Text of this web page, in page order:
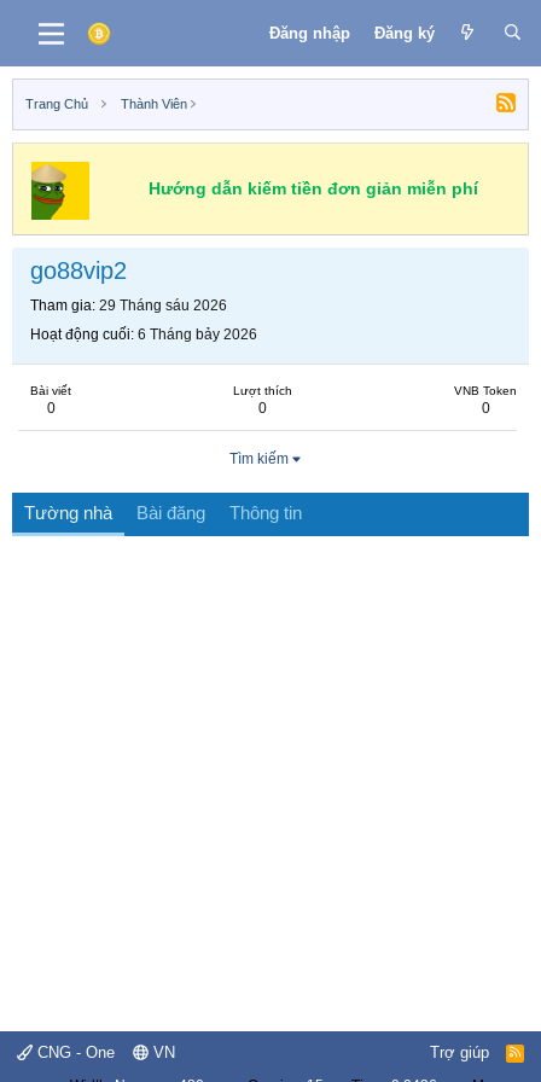
Đăng nhập Đăng ký
Trang Chủ Thành Viên
Hướng dẫn kiếm tiền đơn giản miễn phí
go88vip2
Tham gia 29 Tháng sáu 2026
Hoạt động cuối 6 Tháng bảy 2026
Bài viết
0
Lượt thích
0
VNB Token
0
Tìm kiếm
Tường nhà Bài đăng Thông tin
CNG - One VN Trợ giúp
R